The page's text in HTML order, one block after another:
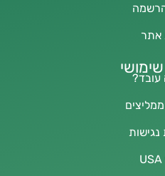
אתר
עובד?